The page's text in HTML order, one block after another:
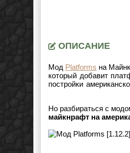
ОПИСАНИЕ
Мод Platforms на
который добавит
постройки
Но разбираться с
майкнрафт на